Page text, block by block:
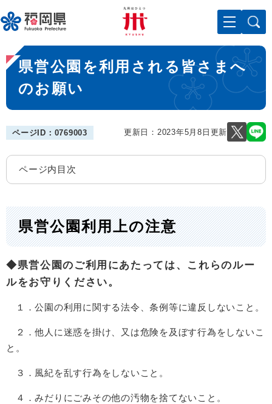
ー
ジ
先
頭
。
メニューを飛ばして本文へ
本
文
県営公園を利用される皆さまへ
のお願い
ページID：0769003 更新日：2023年5月8日更新
ページ内目次
県営公園利用上の注意
◆県営公園のご利用にあたっては、これらのルー
ルをお守りください 。
１．公園の利用に関する法令、条例等に違反しないこと。
２．他人に迷惑を掛け、又は危険を及ぼす行為をしないこ
と。
３．風紀を乱す行為をしないこと。
４．みだりにごみその他の汚物を捨てないこと。